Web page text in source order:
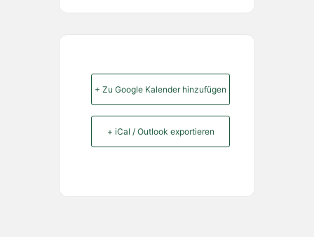
+ Zu Google Kalender hinzufügen
+ iCal / Outlook exportieren